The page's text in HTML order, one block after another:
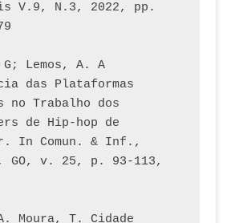
V.9, N.3, 2022, pp.
Lemos, A. A
das Plataformas
no Trabalho dos
de Hip-hop de
In Comun. & Inf.,
GO, v. 25, p. 93-113,
Moura, T. Cidade